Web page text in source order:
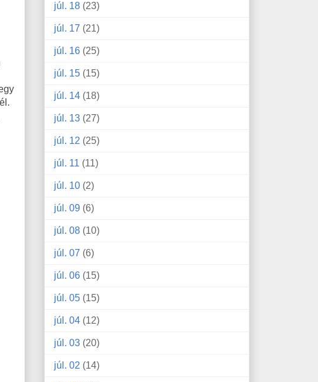
júl. 18 (23)
júl. 17 (21)
júl. 16 (25)
júl. 15 (15)
júl. 14 (18)
júl. 13 (27)
júl. 12 (25)
júl. 11 (11)
júl. 10 (2)
júl. 09 (6)
júl. 08 (10)
júl. 07 (6)
júl. 06 (15)
júl. 05 (15)
júl. 04 (12)
júl. 03 (20)
júl. 02 (14)